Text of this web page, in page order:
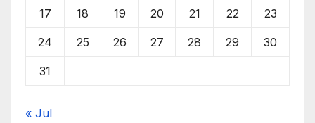
17 18 19 20 21 22 23
24 25 26 27 28 29 30
31
« Jul